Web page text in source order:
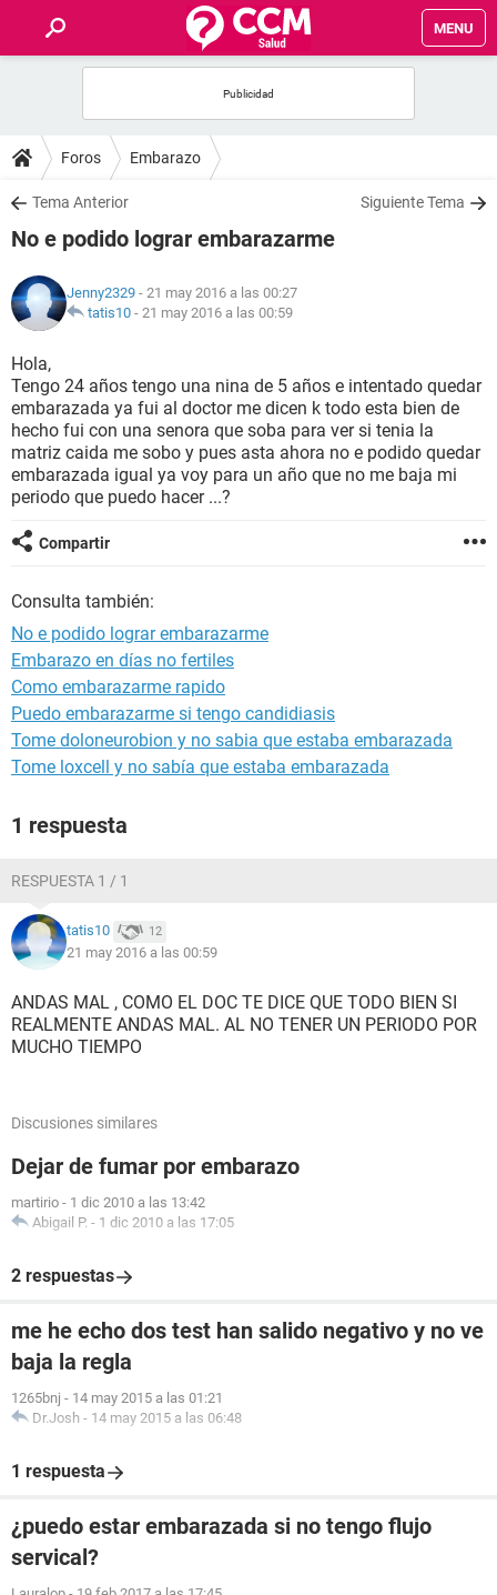
MENU
FOROS
SALUD
FAMILIA
NUTRICIÓN
BIENESTAR
SEXUALIDAD
GLOSARIO
Foros Embarazo
Tema Anterior Siguiente Tema
No e podido lograr embarazarme
Jenny2329 - 21 may 2016 a las 00:27
tatis10 - 21 may 2016 a las 00:59
Hola,
Tengo 24 años tengo una nina de 5 años e intentado quedar
embarazada ya fui al doctor me dicen k todo esta bien de
hecho fui con una senora que soba para ver si tenia la
matriz caida me sobo y pues asta ahora no e podido quedar
embarazada igual ya voy para un año que no me baja mi
periodo que puedo hacer ...?
Compartir
Consulta también:
No e podido lograr embarazarme
Embarazo en días no fertiles
Como embarazarme rapido
Puedo embarazarme si tengo candidiasis
Tome doloneurobion y no sabia que estaba embarazada
Tome loxcell y no sabía que estaba embarazada
1 respuesta
RESPUESTA 1 / 1
tatis10 12
21 may 2016 a las 00:59
ANDAS MAL , COMO EL DOC TE DICE QUE TODO BIEN SI
REALMENTE ANDAS MAL. AL NO TENER UN PERIODO POR
MUCHO TIEMPO
Discusiones similares
Dejar de fumar por embarazo
martirio - 1 dic 2010 a las 13:42
Abigail P. - 1 dic 2010 a las 17:05
2 respuestas
me he echo dos test han salido negativo y no ve
baja la regla
1265bnj - 14 may 2015 a las 01:21
Dr.Josh - 14 may 2015 a las 06:48
1 respuesta
¿puedo estar embarazada si no tengo flujo
servical?